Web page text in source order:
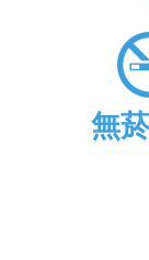
無